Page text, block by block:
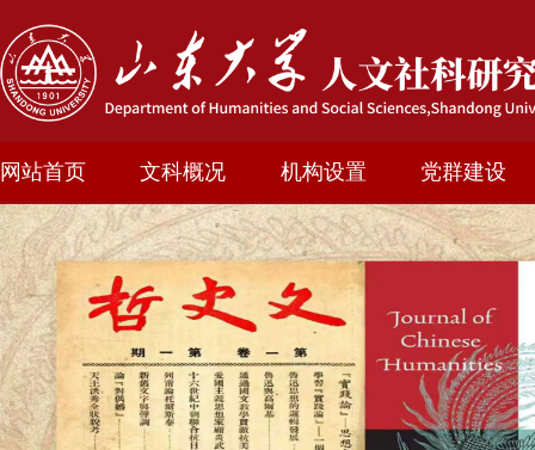
网站首页 文科概况 机构设置 党群建设